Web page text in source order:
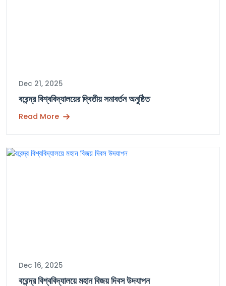
Dec 21, 2025
বরেন্দ্র বিশ্ববিদ্যালয়ের দ্বিতীয় সমাবর্তন অনুষ্ঠিত
Read More
Dec 16, 2025
বরেন্দ্র বিশ্ববিদ্যালয়ে মহান বিজয় দিবস উদযাপন